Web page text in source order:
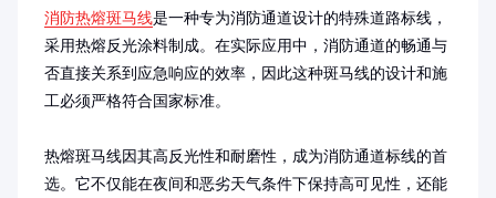
消防热熔斑马线是一种专为消防通道设计的特殊道路标线，
采用热熔反光涂料制成。在实际应用中，消防通道的畅通与
否直接关系到应急响应的效率，因此这种斑马线的设计和施
工必须严格符合国家标准。
热熔斑马线因其高反光性和耐磨性，成为消防通道标线的首
选。它不仅能在夜间和恶劣天气条件下保持高可见性，还能